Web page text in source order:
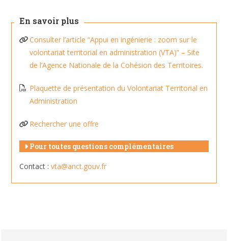
En savoir plus
Consulter l’article “Appui en ingénierie : zoom sur le
volontariat territorial en administration (VTA)” – Site
de l’Agence Nationale de la Cohésion des Territoires.
Plaquette de présentation du Volontariat Territorial en
Administration
Rechercher une offre
Pour toutes questions complémentaires
Contact :vta@anct.gouv.fr